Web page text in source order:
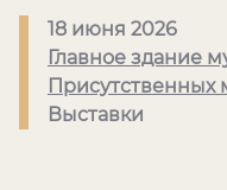
18 июня 2026
Главное здание
Присутственных
Выставки